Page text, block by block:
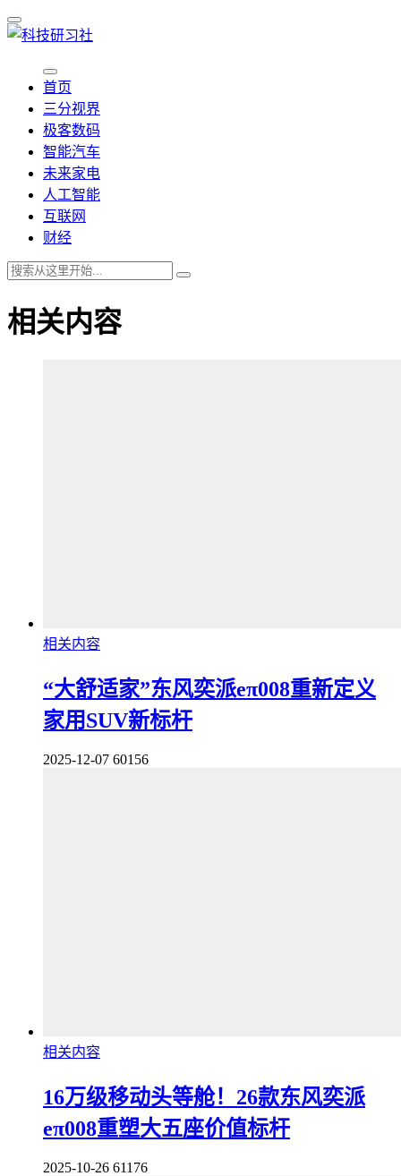
首页
三分视界
极客数码
智能汽车
未来家电
人工智能
互联网
财经
相关内容
相关内容
“大舒适家”东风奕派eπ008重新定义
家用SUV新标杆
2025-12-07 60156
相关内容
16万级移动头等舱！26款东风奕派
eπ008重塑大五座价值标杆
2025-10-26 61176